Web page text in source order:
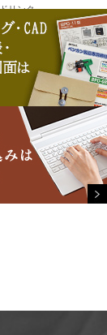
リンク
ズ
点
用